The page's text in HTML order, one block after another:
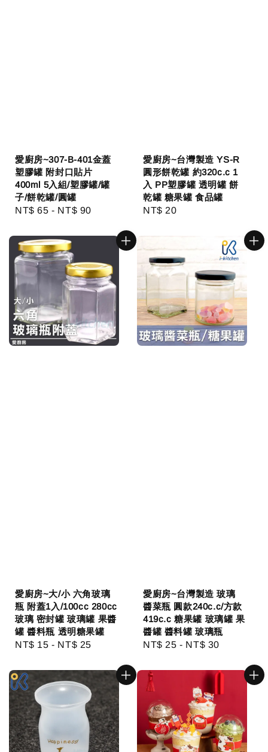
愛廚房~307-B-401金蓋
塑膠罐 附封口貼片
400ml 5入組/塑膠罐/罐
子/餅乾罐/圓罐
Regular
NT$ 65 - NT$ 90
愛廚房~台灣製造 YS-R
圓形餅乾罐 約320c.c 1
入 PP塑膠罐 透明罐 餅
乾罐 糖果罐 食品罐
Regular
NT$ 20
愛廚房~大/小 六角玻璃
瓶 附蓋1入/100cc 280cc
玻璃 密封罐 玻璃罐 果醬
罐 醬料瓶 透明糖果罐
Regular
NT$ 15 - NT$ 25
愛廚房~台灣製造 玻璃
醬菜瓶 圓款240c.c/方款
419c.c 糖果罐 玻璃罐 果
醬罐 醬料罐 玻璃瓶
Regular
NT$ 25 - NT$ 30